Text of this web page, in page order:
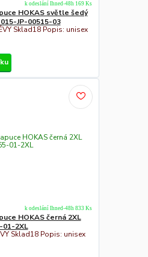
HOKAS světle šedý
JP-00515-03
Sklad18 Popis: unisex
k odeslání Ihned-48h 169 Ks
HOKAS černá 2XL
01-2XL
Sklad18 Popis: unisex
k odeslání Ihned-48h 833 Ks